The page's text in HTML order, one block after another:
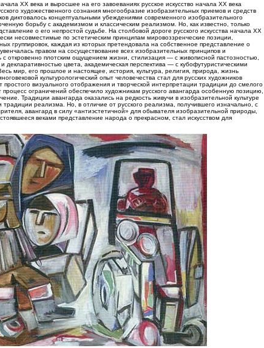
XX века и выросшее на его завоеваниях русское искусство начала XX века
художественного сознания многообразие изобразительных приемов и средств
диктовалось концептуальными убеждениями современного изобразительного
борьбу с академизмом и классическим реализмом. Но, как известно, только
о его непростой судьбе. На столбовой дороге русского искусства начала XX
несовместимые по эстетическим принципам мировоззренческие позиции,
группировок, каждая из которых претендовала на собственное представление о
правом на сосуществование всех изобразительных принципов и
откровенно плотским ощущением жизни, стилизация — с живописной пастозностью,
цвета, академическая перспектива — с кубофутуристическими
мир, его прошлое и настоящее, история, культура, религия, природа, жизнь
культурологический опыт человечества стал для русских художников
визуального отображения и творческой интерпретации традиции до смелого
процесс ограничений обеспечило художникам русского авангарда особенную позицию,
Традиции авангарда оказались на редкость живучи в изобразительной культуре
традиции реализма. Но, в отличие от русского реализма, получившего изначально, с
авангард в силу «антиэстетичной» для обывателя изобразительной природы,
веками представление народа о прекрасном, стал искусством для